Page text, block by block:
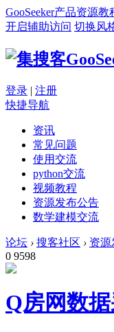
GooSeeker产品资源教
开启辅助访问 切换风
登录 | 注册
快捷导航
资讯
常见问题
使用交流
python交流
视频教程
资源发布公告
数学建模交流
论坛 › 搜客社区 › 资源
0 9598
Q房网数